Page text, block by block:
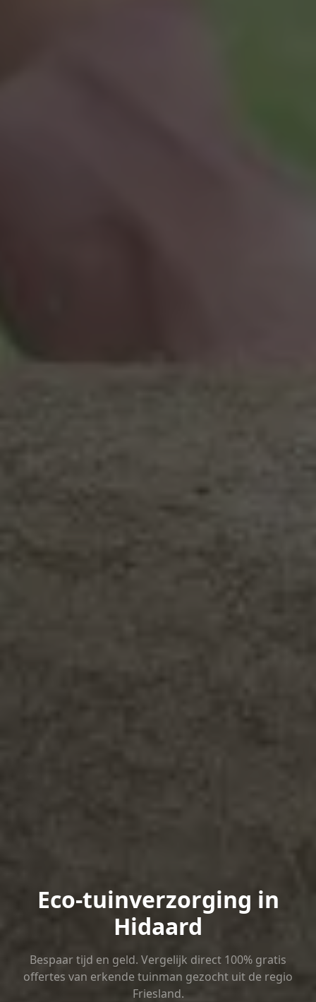
Eco-tuinverzorging in
Hidaard
Bespaar tijd en geld. Vergelijk direct 100% gratis
offertes van erkende tuinman gezocht uit de regio
Friesland.